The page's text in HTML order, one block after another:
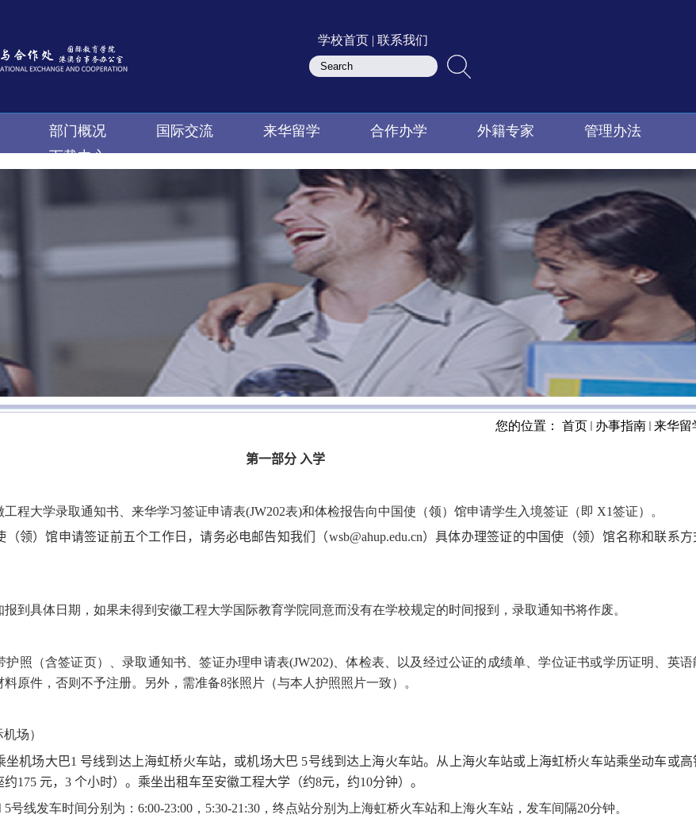
学校首页 |联系我们
部门概况 国际交流 来华留学 合作办学 外籍专家
管理办法
下载中心
您的位置： 首页 办事指南 来华留
第一部分 入学
工程大学录取通知书、来华学习签证申请表(JW202表)和体检报告向中国使（领）馆申请学生入境签证（即 X1签证）。
（领）馆申请签证前五个工作日，请务必电邮告知我们（wsb@ahup.edu.cn）具体办理签证的中国使（领）馆名称和联系方
到具体日期，如果未得到安徽工程大学国际教育学院同意而没有在学校规定的时间报到，录取通知书将作废。
护照（含签证页）、录取通知书、签证办理申请表(JW202)、体检表、以及经过公证的成绩单、学位证书或学历证明、英语
原件，否则不予注册。另外，需准备8张照片（与本人护照照片一致）。
场）
坐机场大巴1 号线到达上海虹桥火车站，或机场大巴 5号线到达上海火车站。从上海火车站或上海虹桥火车站乘坐动车或高
约175 元， 3 个小时）。乘坐出租车至安徽工程大学（约8元，约10分钟）。
5号线发车时间分别为： 6:00-23:00 ， 5:30-21:30 ，终点站分别为上海虹桥火车站和上海火车站，发车间隔20分钟。